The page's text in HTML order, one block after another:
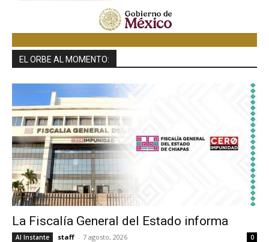
EL ORBE AL MOMENTO:
La Fiscalía General del Estado informa
Al Instante staff - 7 agosto, 2026 0